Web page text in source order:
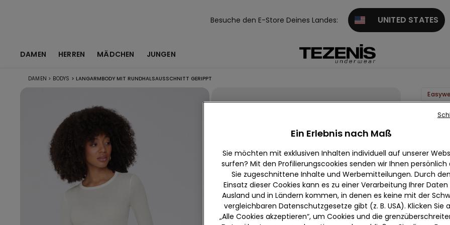
Besuche den E-Store Deines Landes: UNITED STATES
DAMEN HERREN MÄDCHEN JUNGEN
DAMEN > BODYS > LANGARMBODY MIT RUNDHALSAUSSCHNITT GERIPPT
null
Wir
und
Ein Erlebnis nach Maß
Sie möchten mit exklusiven Inhalten individuell auf unserer
surfen? Mit den Profilierungscookies senden wir Ihnen persönlich
Sie zugeschnittene Inhalte und Werbemitteilungen. Durch den
Einsatz dieser Cookies kann es zu einer Verarbeitung Ihrer Daten
Ausland und in Ländern kommen, in denen es keine mit der
vergleichbaren Datenschutzgesetze gibt (z. B. USA). Klicken Sie
„Alle Cookies akzeptieren“, um Cookies und die